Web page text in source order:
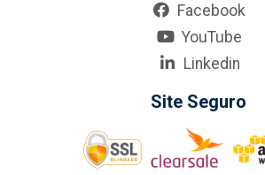
Facebook
YouTube
Linkedin
Site Seguro